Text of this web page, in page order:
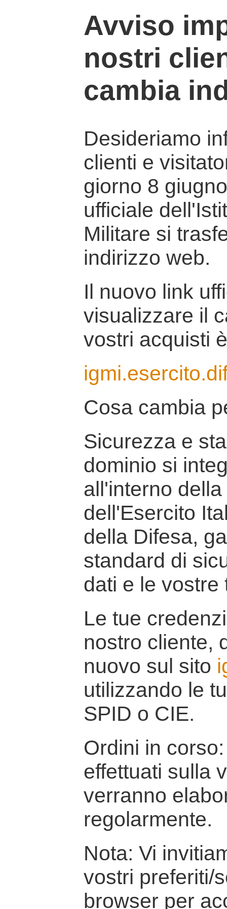
Avviso
nostri
cambia
Desideriamo
clienti e
giorno 8
ufficiale
Militare si
indirizzo web.
Il nuovo link
visualizzare il
vostri acquisti
Cosa cambia
Sicurezza e
dominio si
all'interno
dell'Esercito
della Difesa,
standard di
dati e le vostre
Le tue
nostro cliente,
nuovo sul sito
utilizzando le
SPID o CIE.
Ordini in
effettuati sulla
verranno
regolarmente.
Nota: Vi
vostri preferiti/
browser per